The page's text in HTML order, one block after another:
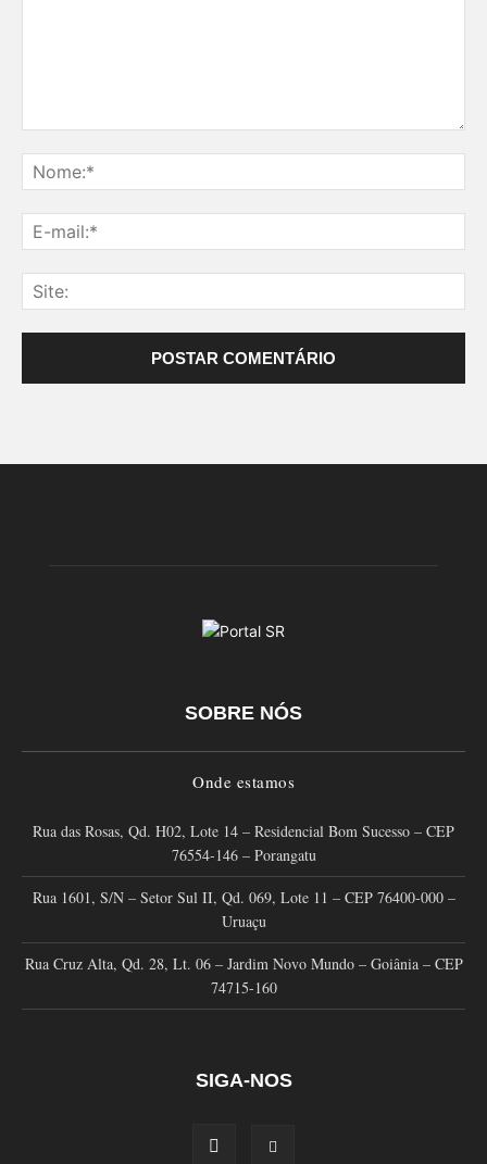
SOBRE NÓS
Onde estamos
Rua das Rosas, Qd. H02, Lote 14 – Residencial Bom Sucesso – CEP
76554-146 – Porangatu
Rua 1601, S/N – Setor Sul II, Qd. 069, Lote 11 – CEP 76400-000 –
Uruaçu
Rua Cruz Alta, Qd. 28, Lt. 06 – Jardim Novo Mundo – Goiânia – CEP
74715-160
SIGA-NOS